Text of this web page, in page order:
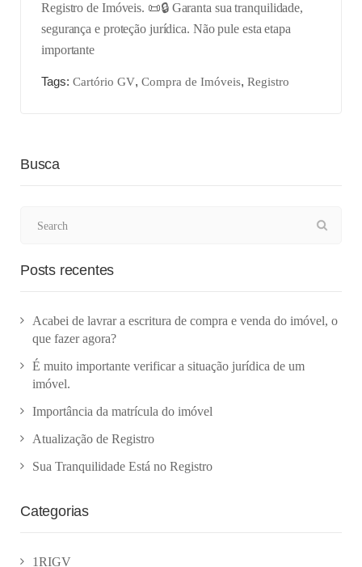
Registro de Imóveis. 📜🔒 Garanta sua tranquilidade,
segurança e proteção jurídica. Não pule esta etapa
importante
Tags: Cartório GV, Compra de Imóveis, Registro
Busca
Posts recentes
Acabei de lavrar a escritura de compra e venda do imóvel, o
que fazer agora?
É muito importante verificar a situação jurídica de um
imóvel.
Importância da matrícula do imóvel
Atualização de Registro
Sua Tranquilidade Está no Registro
Categorias
1RIGV